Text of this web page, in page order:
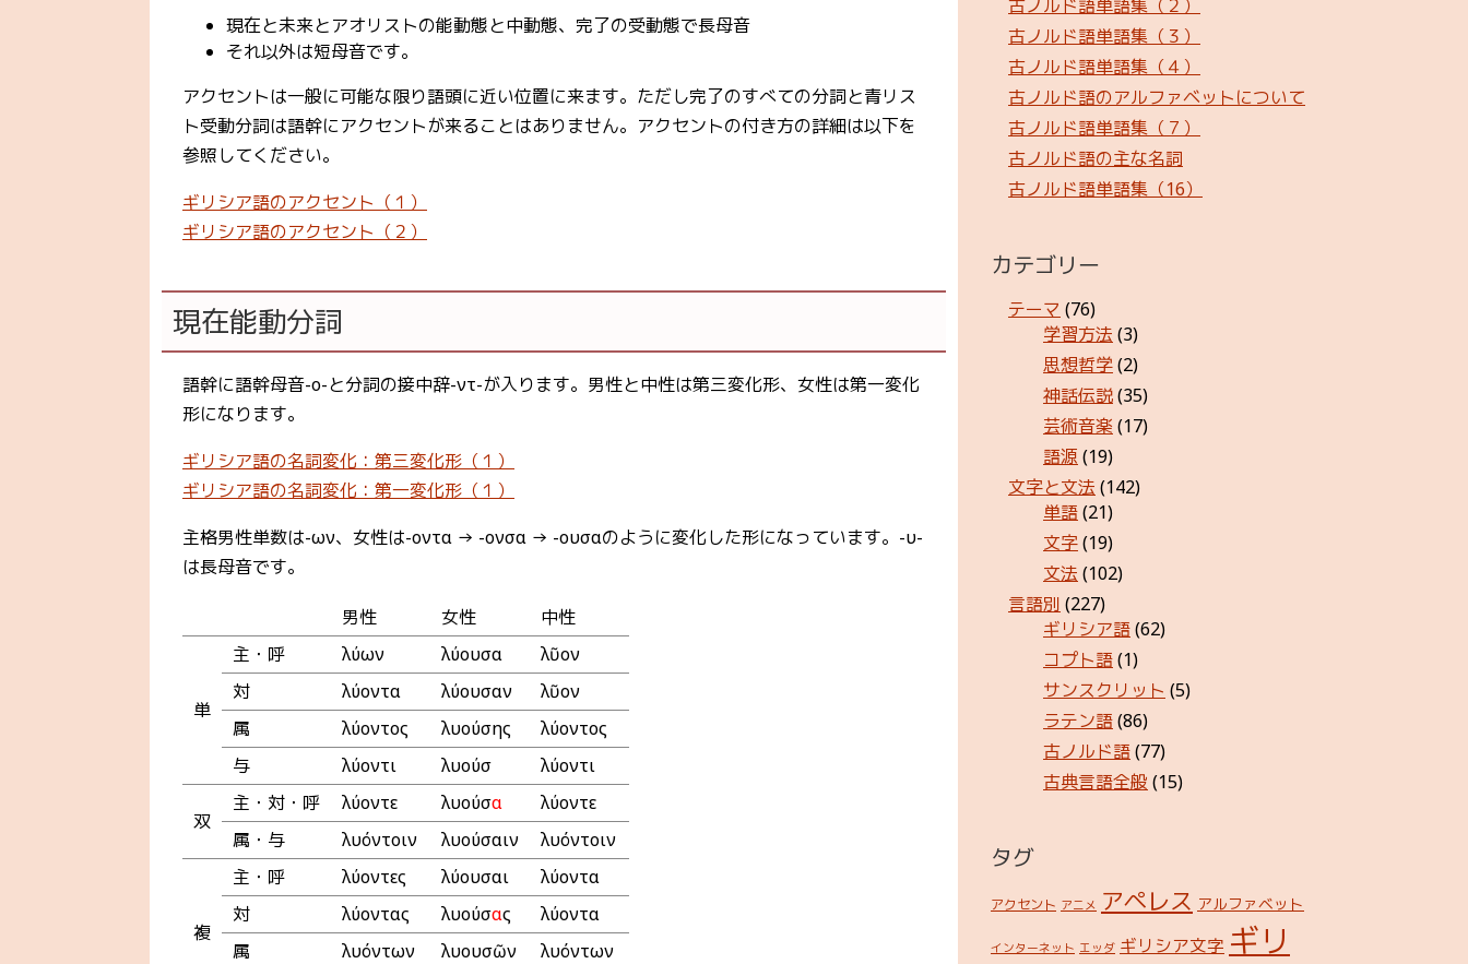
現在と未来とアオリストの能動態と中動態、完了の受動態で長母音
それ以外は短母音です。
アクセントは一般に可能な限り語頭に近い位置に来ます。ただし完了のすべての分詞と青リス
ト受動分詞は語幹にアクセントが来ることはありません。アクセントの付き方の詳細は以下を
参照してください。
ギリシア語のアクセント（１）
ギリシア語のアクセント（２）
現在能動分詞
語幹に語幹母音-ο-と分詞の接中辞-ντ-が入ります。男性と中性は第三変化形、女性は第一変化
形になります。
ギリシア語の名詞変化：第三変化形（１）
ギリシア語の名詞変化：第一変化形（１）
主格男性単数は-ων、女性は-οντα → -ονσα → -ουσαのように変化した形になっています。-υ-
は長母音です。
男性 女性 中性
単
主・呼 λύων λύουσα
λῦον
対
λύοντα λύουσαν
λῦον
属
λύοντος λυούσης
λύοντος
与
λύοντι λυούσῃ λύοντι
双
主・対・呼 λύοντε λυούσα
λύοντε
属・与
λυόντοιν λυούσαιν λυόντοιν
複
主・呼 λύοντες λύουσαι
λύοντα
対
λύοντας λυούσας
λύοντα
属
λυόντων λυουσῶν
λυόντων
古ノルド語単語集（２）
古ノルド語単語集（３）
古ノルド語単語集（４）
古ノルド語のアルファベットについて
古ノルド語単語集（７）
古ノルド語の主な名詞
古ノルド語単語集（16）
カテゴリー
テーマ (76)
学習方法 (3)
思想哲学(2)
神話伝説(35)
芸術音楽 (17)
語源 (19)
文字と文法 (142)
単語(21)
文字(19)
文法 (102)
言語別 (227)
ギリシア語(62)
コプト語(1)
サンスクリット (5)
ラテン語(86)
古ノルド語(77)
古典言語全般 (15)
タグ
アクセント アニメ アペレス アルファベット
インターネット エッダ ギリシア文字 ギリ